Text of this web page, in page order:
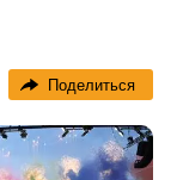
Поделиться